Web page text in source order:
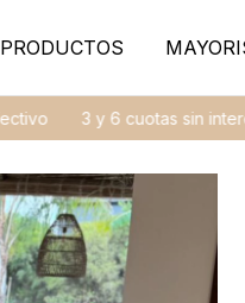
PRODUCTOS
3 y 6 cuotas sin interés